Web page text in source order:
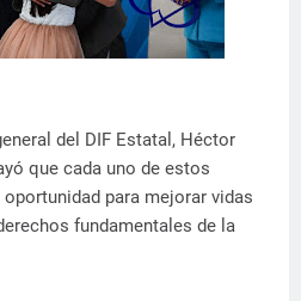
del DIF Estatal, Héctor
que cada uno de estos
para mejorar vidas
fundamentales de la